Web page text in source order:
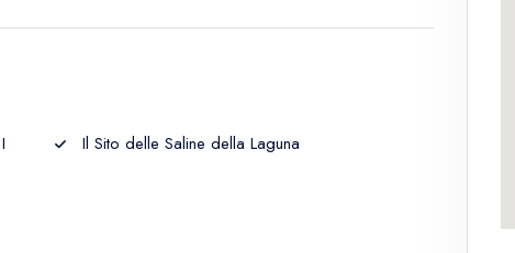
Il Sito delle Saline della Laguna